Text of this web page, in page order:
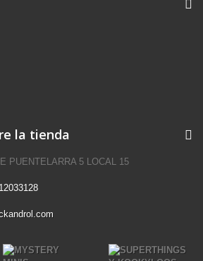
la tienda
PUENTELARRA 5 LOCAL 15